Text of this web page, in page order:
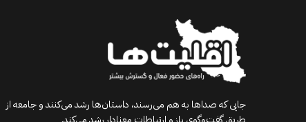
جایی که صداها به هم می‌رسند، داستان‌ها رشد می‌کنند و جامعه از